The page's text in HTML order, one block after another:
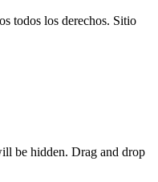
todos los derechos. Sitio
be hidden. Drag and drop